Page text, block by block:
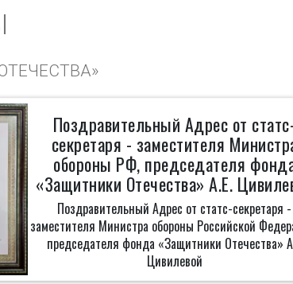
Поздравительный Адрес от
секретаря - заместителя
обороны РФ, председателя
«Защитники Отечества» А.Е.
Поздравительный Адрес от статс-секретаря -
заместителя Министра обороны Российской
председателя фонда «Защитники Отечества»
Цивилевой